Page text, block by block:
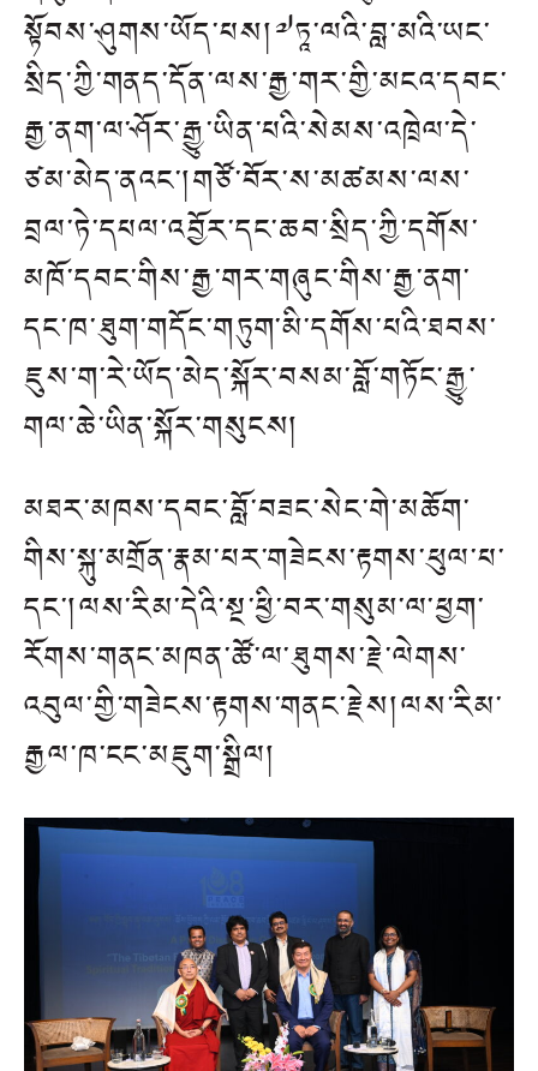
སྟོབས་ཤུགས་ཡོད་པས།༧ཏཱ་ལའི་བླ་མའི་ཡང་
སྲིད་ཀྱི་གནད་དོན་ལས་རྒྱ་གར་གྱི་མངའ་དབང་
རྒྱ་ནག་ལ་ཤོར་རྒྱུ་ཡིན་པའི་སེམས་འཁྲེལ་དེ་
ཙམ་མེད་ནའང་།གཙོ་བོར་ས་མཚམས་ལས་
བྲལ་ཏེ་དཔལ་འབྱོར་དང་ཆབ་སྲིད་ཀྱི་དགོས་
མཁོ་དབང་གིས་རྒྱ་གར་གཞུང་གིས་རྒྱ་ནག་
དང་ཁ་ཐུག་གདོང་གཏུག་མི་དགོས་པའི་ཐབས་
ཇུས་ག་རེ་ཡོད་མེད་སྐོར་བསམ་བློ་གཏོང་རྒྱུ་
གལ་ཆེ་ཡིན་སྐོར་གསུངས།
མཐར་མཁས་དབང་བློ་བཟང་སེང་གེ་མཆོག་
གིས་སྐུ་མགྲོན་རྣམ་པར་གཟེངས་རྟགས་ཕུལ་པ་
དང་།ལས་རིམ་དེའི་སྔ་ཕྱི་བར་གསུམ་ལ་ཕྱག་
རོགས་གནང་མཁན་ཚོ་ལ་ཐུགས་རྗེ་ལེགས་
འབུལ་གྱི་གཟེངས་རྟགས་གནང་རྗེས།ལས་རིམ་
རྒྱལ་ཁ་ངང་མཇུག་སྒྲིལ།